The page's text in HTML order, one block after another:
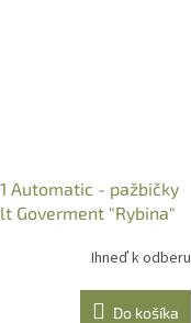
Automatic - pažbičky
Goverment "Rybina"
Ihneď k odberu
Do košíka